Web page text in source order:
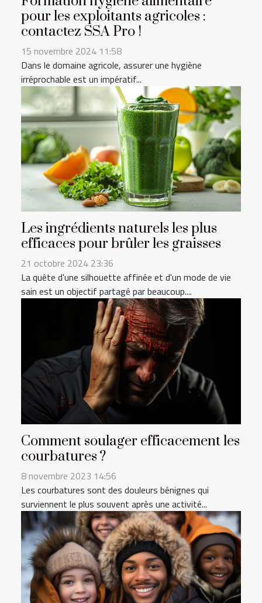
pour les exploitants agricoles :
contactez SSA Pro !
15 novembre 2024 11:58
Dans le domaine agricole, assurer une hygiène
irréprochable est un impératif...
Les ingrédients naturels les plus
efficaces pour brûler les graisses
21 octobre 2024 23:36
La quête d'une silhouette affinée et d'un mode de vie
sain est un objectif partagé par beaucoup....
Comment soulager efficacement les
courbatures ?
8 novembre 2023 14:56
Les courbatures sont des douleurs bénignes qui
surviennent le plus souvent après une activité...